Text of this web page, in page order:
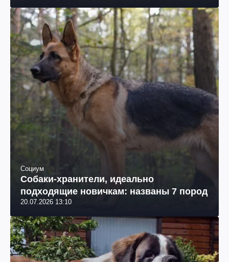
Социум
Собаки-хранители, идеально
подходящие новичкам: названы 7 пород
20.07.2026 13:10